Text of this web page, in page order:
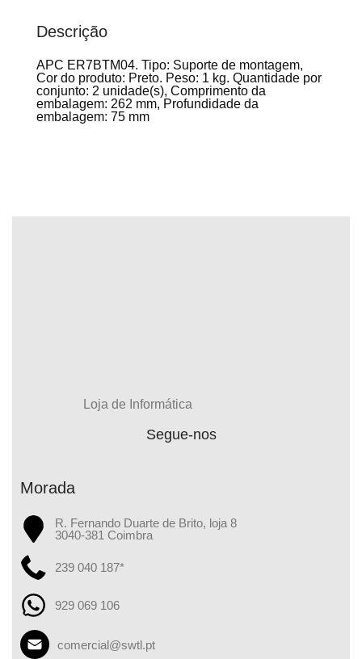
Descrição
APC ER7BTM04. Tipo: Suporte de montagem,
Cor do produto: Preto. Peso: 1 kg. Quantidade por
conjunto: 2 unidade(s), Comprimento da
embalagem: 262 mm, Profundidade da
embalagem: 75 mm
Loja de Informática
Segue-nos
Morada
R. Fernando Duarte de Brito, loja 8
3040-381 Coimbra
239 040 187*
929 069 106
comercial@swtl.pt